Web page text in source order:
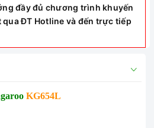
đầy đủ chương trình khuyến
qua ĐT Hotline và đến trực tiếp
KG654L